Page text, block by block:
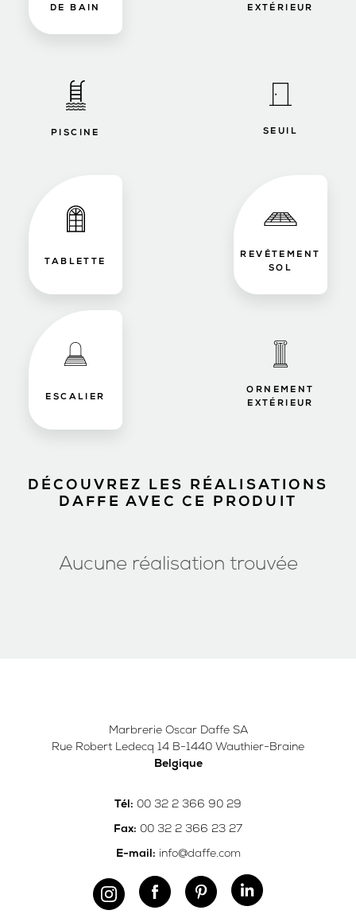
DE BAIN
EXTÉRIEUR
PISCINE SEUIL
TABLETTE
REVÊTEMENT
SOL
ESCALIER
ORNEMENT
EXTÉRIEUR
DÉCOUVREZ LES RÉALISATIONS
DAFFE AVEC CE PRODUIT
Aucune réalisation trouvée
Marbrerie Oscar Daffe SA
Rue Robert Ledecq 14 B-1440 Wauthier-Braine
Belgique
Tél: 00 32 2 366 90 29
Fax: 00 32 2 366 23 27
E-mail: info@daffe.com